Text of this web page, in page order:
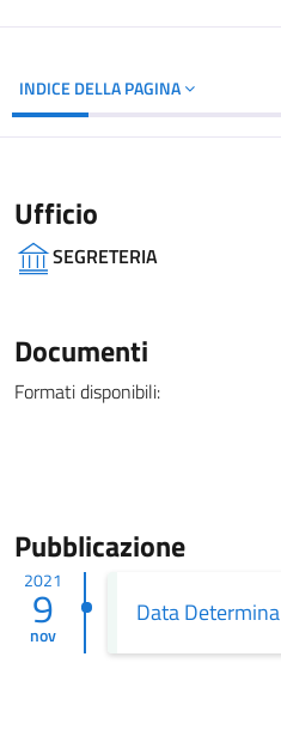
INDICE DELLA PAGINA
Ufficio
SEGRETERIA
Documenti
Formati disponibili:
Pubblicazione
2021
9
nov
Data Determina